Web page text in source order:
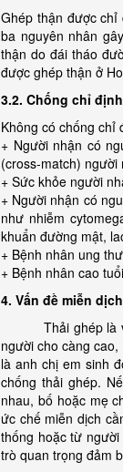
Ghép thận được chỉ
ba nguyên nhân
thận do đái tháo
được ghép thận ở
3.2. Chống chỉ
Không có chống chỉ
+ Người nhận có
(cross-match)
+ Sức khỏe người
+ Người nhận có
như nhiễm
khuẩn đường mật,
+ Bệnh nhân ung
+ Bệnh nhân cao tuổi
4. Vấn đề miễn
Thải ghép là vấn
người cho càng
là anh chị em sinh
chống thải ghép.
nhau, bố hoặc mẹ
ức chế miễn dịch
thống hoặc từ
trò quan trọng đảm